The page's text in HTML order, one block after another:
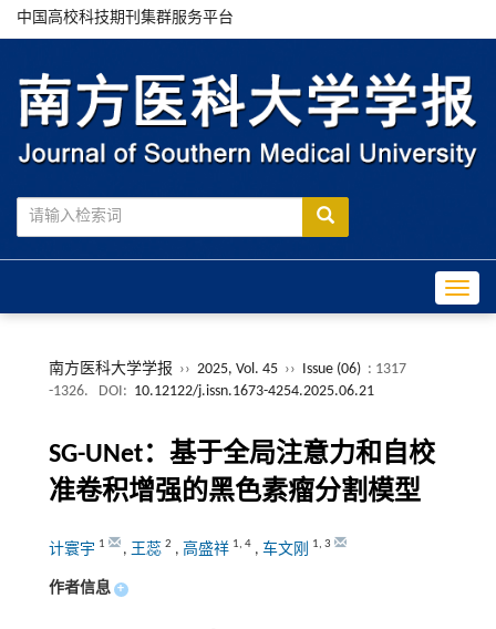
中国高校科技期刊集群服务平台
南方医科大学学报 ›› 2025, Vol. 45 ›› Issue (06) : 1317
-1326.
DOI: 10.12122/j.issn.1673-4254.2025.06.21
SG-UNet：基于全局注意力和自校
准卷积增强的黑色素瘤分割模型
计寰宇 1 , 王蕊 2 , 高盛祥 1, 4, 车文刚 1, 3
作者信息 +